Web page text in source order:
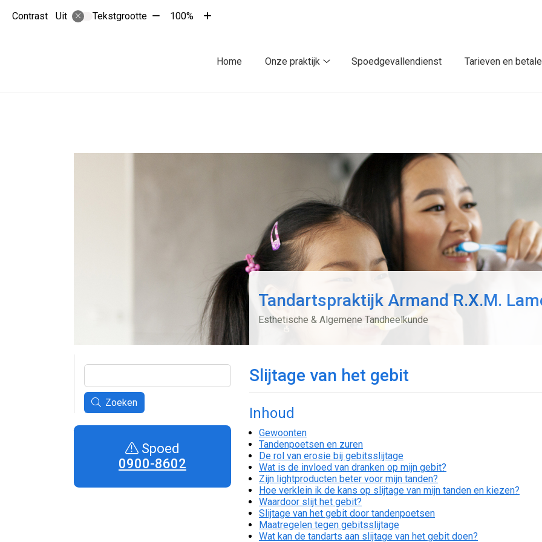
Contrast Uit Tekstgrootte Tekst100%
Tekst
Home
Onze praktijk
Spoedgevallendienst Tarieven en
Tandartspraktijk Armand R.X.M.
Esthetische & Algemene Tandheelkunde
Slijtage van het gebit
Inhoud
Gewoonten
Tandenpoetsen en zuren
De rol van erosie bij gebitsslijtage
Wat is de invloed van dranken op mijn gebit?
Zijn lightproducten beter voor mijn tanden?
Hoe verklein ik de kans op slijtage van mijn tanden en kiezen?
Waardoor slijt het gebit?
Slijtage van het gebit door tandenpoetsen
Maatregelen tegen gebitsslijtage
Wat kan de tandarts aan slijtage van het gebit doen?
Zoeken
Spoed
0900-8602